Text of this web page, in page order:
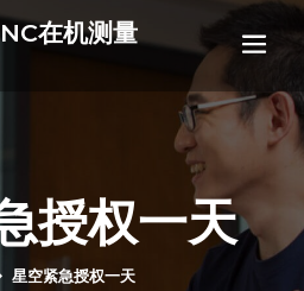
在机测量
授权一天
星空紧急授权一天